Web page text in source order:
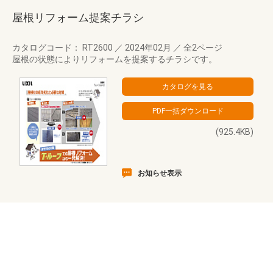
屋根リフォーム提案チラシ
カタログコード： RT2600 ／ 2024年02月 ／ 全2ページ
屋根の状態によりリフォームを提案するチラシです。
(925.4KB)
お知らせ表示